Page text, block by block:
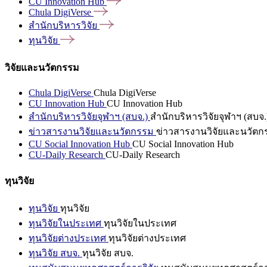
Chula DigiVerse
สำนักบริหารวิจัย
ทุนวิจัย
วิจัยและนวัตกรรม
Chula DigiVerse Chula DigiVerse
CU Innovation Hub CU Innovation Hub
สำนักบริหารวิจัยจุฬาฯ (สบจ.) สำนักบริหารวิจัยจุฬาฯ (สบจ
ข่าวสารงานวิจัยและนวัตกรรม ข่าวสารงานวิจัยและนวัตก
CU Social Innovation Hub CU Social Innovation Hub
CU-Daily Research CU-Daily Research
ทุนวิจัย
ทุนวิจัย ทุนวิจัย
ทุนวิจัยในประเทศ ทุนวิจัยในประเทศ
ทุนวิจัยต่างประเทศ ทุนวิจัยต่างประเทศ
ทุนวิจัย สบจ. ทุนวิจัย สบจ.